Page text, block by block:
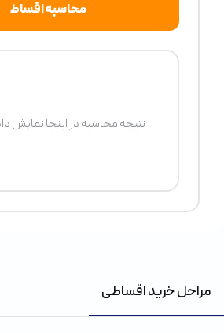
محاسبه اقساط
نتیجه محاسبه در اینجا نمایش
مراحل خرید اقساطی